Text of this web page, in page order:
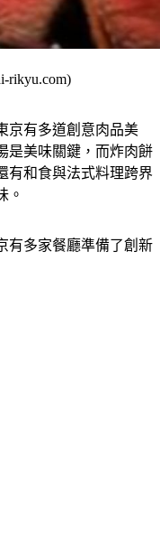
美味關鍵，而炸肉餅
有和食與法式料理跨界
。